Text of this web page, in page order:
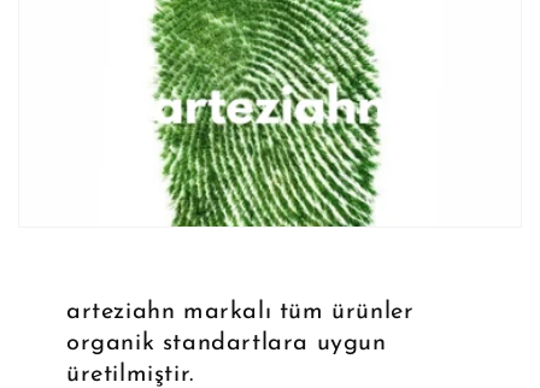
arteziahn markalı tüm ürünler
organik standartlara uygun
üretilmiştir.